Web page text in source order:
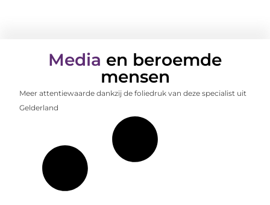
Media en beroemde
mensen
Meer attentiewaarde dankzij de foliedruk van deze specialist uit
Gelderland